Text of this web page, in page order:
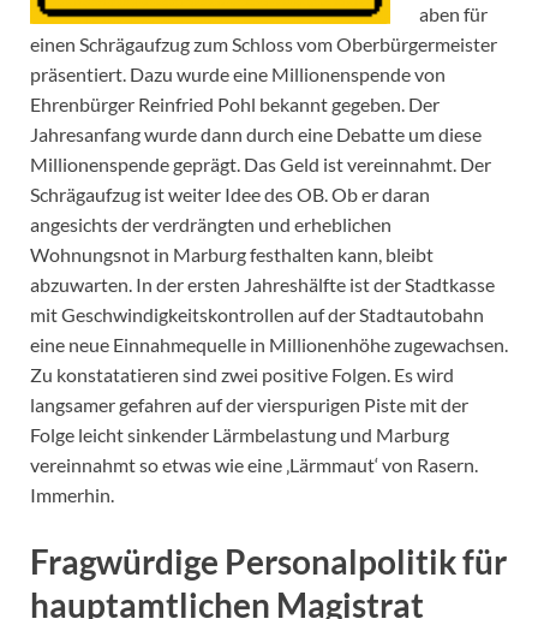
aben für
einen Schrägaufzug zum Schloss vom Oberbürgermeister
präsentiert. Dazu wurde eine Millionenspende von
Ehrenbürger Reinfried Pohl bekannt gegeben. Der
Jahresanfang wurde dann durch eine Debatte um diese
Millionenspende geprägt. Das Geld ist vereinnahmt. Der
Schrägaufzug ist weiter Idee des OB. Ob er daran
angesichts der verdrängten und erheblichen
Wohnungsnot in Marburg festhalten kann, bleibt
abzuwarten. In der ersten Jahreshälfte ist der Stadtkasse
mit Geschwindigkeitskontrollen auf der Stadtautobahn
eine neue Einnahmequelle in Millionenhöhe zugewachsen.
Zu konstatatieren sind zwei positive Folgen. Es wird
langsamer gefahren auf der vierspurigen Piste mit der
Folge leicht sinkender Lärmbelastung und Marburg
vereinnahmt so etwas wie eine ‚Lärmmaut‘ von Rasern.
Immerhin.
Fragwürdige Personalpolitik für
hauptamtlichen Magistrat